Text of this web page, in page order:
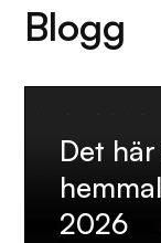
Blogg
Det
2026